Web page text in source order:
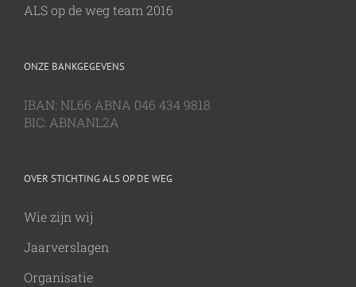
ALS op de weg team 2016
ONZE BANKGEGEVENS
IBAN: NL66 ABNA 046 434 9818
BIC: ABNANL2A
OVER STICHTING ALS OP DE WEG
Wie zijn wij
Jaarverslagen
Organisatie